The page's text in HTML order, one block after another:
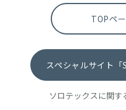
TOPペ
スペシャルサイト「
ソロテックスに関す